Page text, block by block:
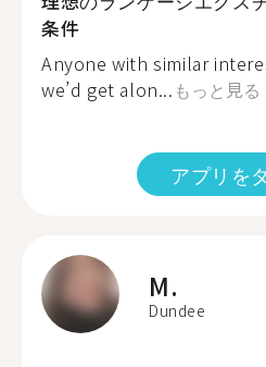
条件
Anyone with similar
we’d get alon... もっと見る
アプリを
M.
Dundee